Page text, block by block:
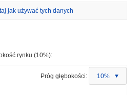
jak używać tych danych
rynku (10%):
Próg głębokości: 10%